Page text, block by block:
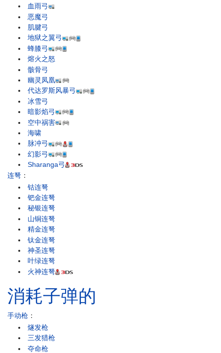
血雨弓
恶魔弓
肌腱弓
地狱之翼弓
蜂膝弓
熔火之怒
骸骨弓
幽灵凤凰
代达罗斯风暴弓
冰雪弓
暗影焰弓
空中祸害
海啸
脉冲弓
幻影弓
Sharanga弓
连弩 ：
钴连弩
钯金连弩
秘银连弩
山铜连弩
精金连弩
钛金连弩
神圣连弩
叶绿连弩
火神连弩
消耗子弹的
手动枪 ：
燧发枪
三发猎枪
夺命枪